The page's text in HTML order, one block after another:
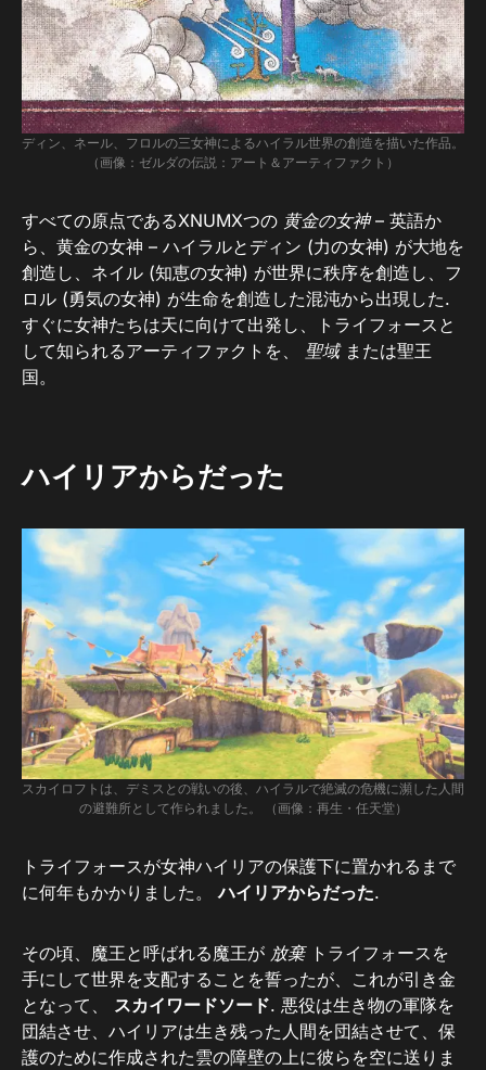
ディン、ネール、フロルの三女神によるハイラル世界の創造を描いた作品。
（画像：ゼルダの伝説：アート＆アーティファクト）
すべての原点であるXNUMXつの 黄金の女神– 英語か
ら、黄金の女神 – ハイラルとディン (力の女神) が大地を
創造し、ネイル (知恵の女神) が世界に秩序を創造し、フ
ロル (勇気の女神) が生命を創造した混沌から出現した.
すぐに女神たちは天に向けて出発し、トライフォースと
して知られるアーティファクトを、 聖域または聖王
国。
ハイリアからだった
スカイロフトは、デミスとの戦いの後、ハイラルで絶滅の危機に瀕した人間
の避難所として作られました。 （画像：再生・任天堂）
トライフォースが女神ハイリアの保護下に置かれるまで
に何年もかかりました。ハイリアからだった.
その頃、魔王と呼ばれる魔王が 放棄 トライフォースを
手にして世界を支配することを誓ったが、これが引き金
となって、 スカイワードソード. 悪役は生き物の軍隊を
団結させ、ハイリアは生き残った人間を団結させて、保
護のために作成された雲の障壁の上に彼らを空に送りま